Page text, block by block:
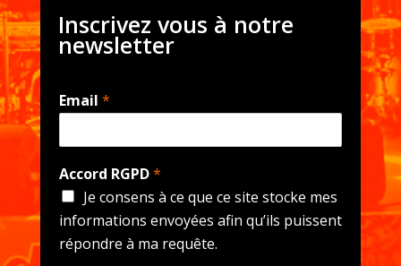
Inscrivez vous à notre
newsletter
Email *
Accord RGPD*
Je consens à ce que ce site stocke mes
informations envoyées afin qu’ils puissent
répondre à ma requête.